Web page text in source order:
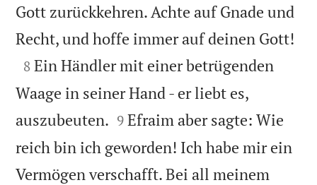
Gott zurückkehren. Achte auf Gnade und
Recht, und hoffe immer auf deinen Gott!

8 Ein Händler mit einer betrügenden
Waage in seiner Hand - er liebt es,
auszubeuten. 

9 Efraim aber sagte: Wie
reich bin ich geworden! Ich habe mir ein
Vermögen verschafft. Bei all meinem